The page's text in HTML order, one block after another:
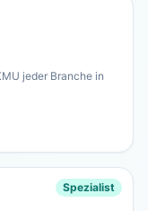
jeder Branche in
Spezialist